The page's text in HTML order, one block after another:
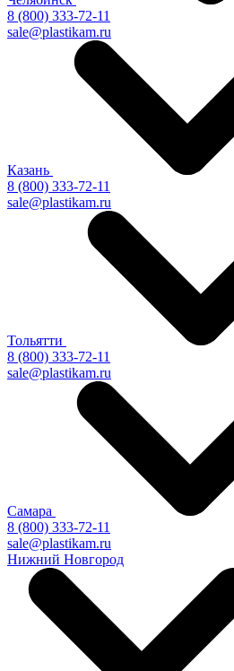
8 (800) 333-72-11
sale@plastikam.ru
Казань
8 (800) 333-72-11
sale@plastikam.ru
Тольятти
8 (800) 333-72-11
sale@plastikam.ru
Самара
8 (800) 333-72-11
sale@plastikam.ru
Нижний Новгород